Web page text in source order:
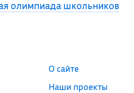
олимпиада школьников
О сайте
Наши проекты